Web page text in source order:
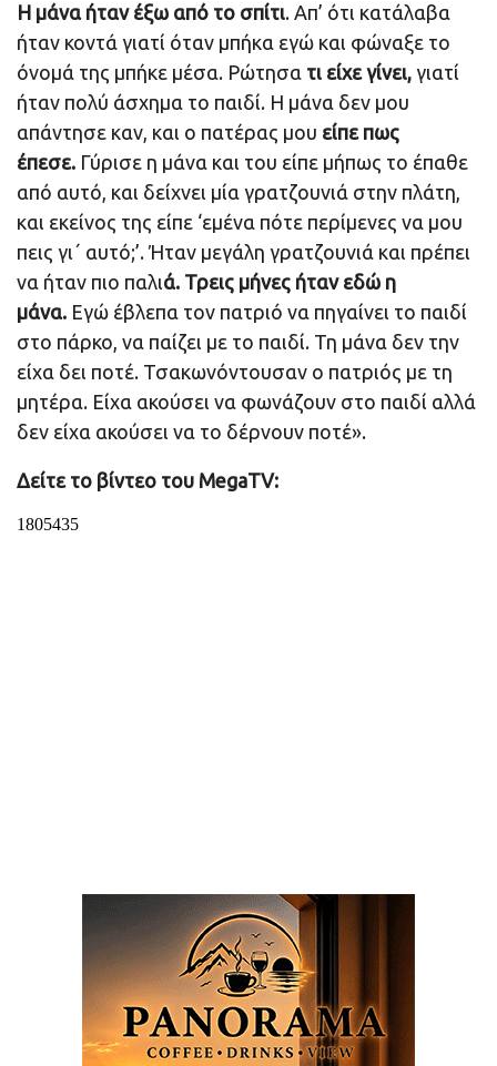
Η μάνα ήταν έξω από το σπίτι. Απ’ ότι κατάλαβα
ήταν κοντά γιατί όταν μπήκα εγώ και φώναξε το
όνομά της μπήκε μέσα. Ρώτησα τι είχε γίνει, γιατί
ήταν πολύ άσχημα το παιδί. Η μάνα δεν μου
απάντησε καν, και ο πατέρας μου είπε πως
έπεσε. Γύρισε η μάνα και του είπε μήπως το έπαθε
από αυτό, και δείχνει μία γρατζουνιά στην πλάτη,
και εκείνος της είπε ‘εμένα πότε περίμενες να μου
πεις γι΄ αυτό;’. Ήταν μεγάλη γρατζουνιά και πρέπει
να ήταν πιο παλιά. Τρεις μήνες ήταν εδώ η
μάνα. Εγώ έβλεπα τον πατριό να πηγαίνει το παιδί
στο πάρκο, να παίζει με το παιδί. Τη μάνα δεν την
είχα δει ποτέ. Τσακωνόντουσαν ο πατριός με τη
μητέρα. Είχα ακούσει να φωνάζουν στο παιδί αλλά
δεν είχα ακούσει να το δέρνουν ποτέ».
Δείτε το βίντεο του MegaTV: